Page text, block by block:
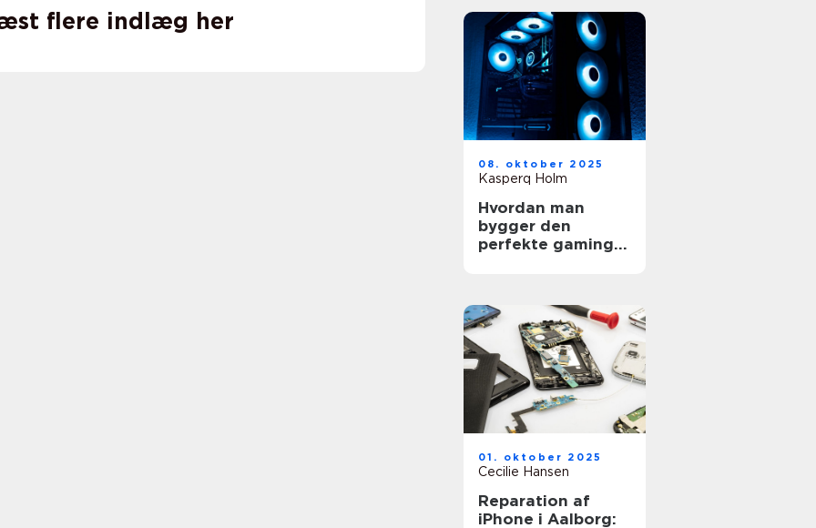
flere indlæg her
08. oktober 2025
Kasperq Holm
Hvordan man
bygger den
perfekte gaming-
01. oktober 2025
Cecilie Hansen
Reparation af
iPhone i Aalborg: